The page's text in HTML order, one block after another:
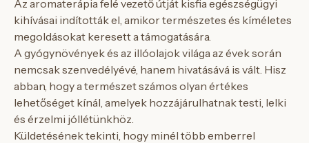
Az aromaterápia felé vezető útját kisfia egészségügyi
kihívásai indították el, amikor természetes és kíméletes
megoldásokat keresett a támogatására.
A gyógynövények és az illóolajok világa az évek során
nemcsak szenvedélyévé, hanem hivatásává is vált. Hisz
abban, hogy a természet számos olyan értékes
lehetőséget kínál, amelyek hozzájárulhatnak testi, lelki
és érzelmi jóllétünkhöz.
Küldetésének tekinti, hogy minél több emberrel